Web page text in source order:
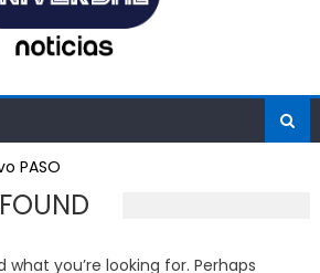
PASO
what you’re looking for. Perhaps